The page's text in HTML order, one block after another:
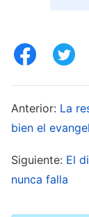
entonces,
predicadora
había
los demás
Anterior: La
bien el
Siguiente: El
nunca falla